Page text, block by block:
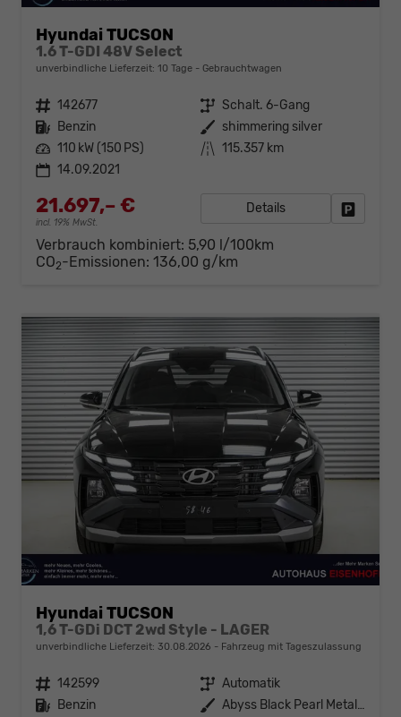
Hyundai TUCSON
1.6 T-GDI 48V Select
unverbindliche Lieferzeit: 10 Tage Gebrauchtwagen
Fahrzeugnr. 142677 Getriebe Schalt. 6-Gang
Kraftstoff Benzin Außenfarbe shimmering silver
Leistung 110 kW (150 PS) Kilometerstand 115.357 km
14.09.2021
21.697,– €
incl. 19% MwSt.
Details
Verbrauch kombiniert: 5,90 l/100km
CO2-Emissionen: 136,00 g/km
Hyundai TUCSON
1,6 T-GDi DCT 2wd Style - LAGER
unverbindliche Lieferzeit: 30.08.2026 Fahrzeug mit Tageszulassung
Fahrzeugnr. 142599 Getriebe Automatik
Kraftstoff Benzin Außenfarbe
Abyss Black Pearl Metallic ()